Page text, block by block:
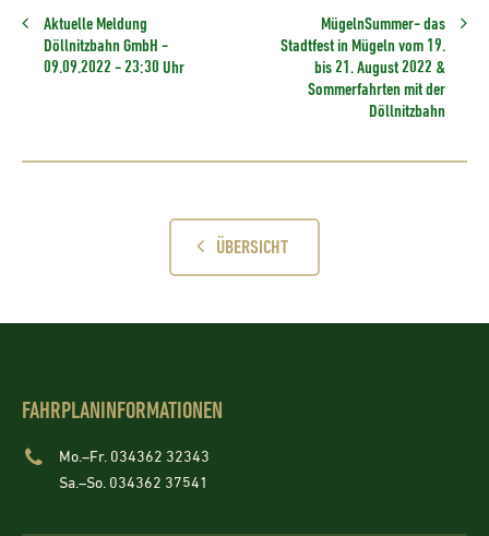
Aktuelle Meldung
Döllnitzbahn GmbH -
09.09.2022 - 23:30 Uhr
MügelnSummer- das
Stadtfest in Mügeln vom 19.
bis 21. August 2022 &
Sommerfahrten mit der
Döllnitzbahn
ÜBERSICHT
FAHRPLANINFORMATIONEN
Mo.–Fr. 034362 32343
Sa.–So. 034362 37541